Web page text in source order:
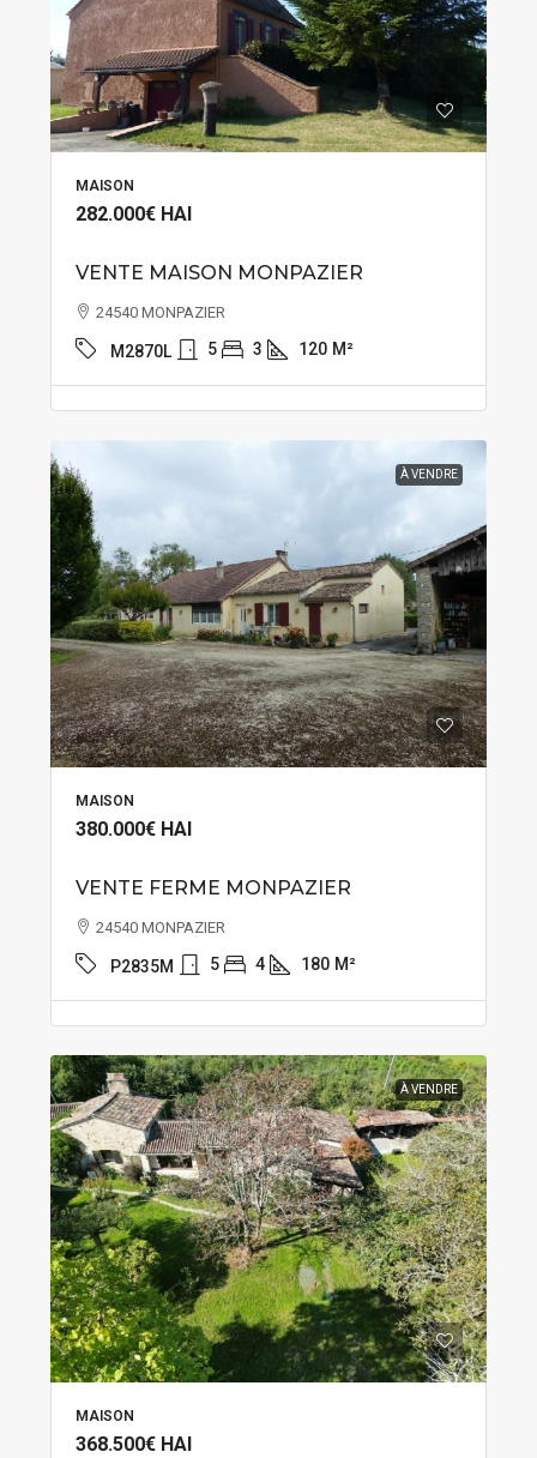
MAISON
282.000€ HAI
VENTE MAISON MONPAZIER
24540 MONPAZIER
M2870L 5 3 120 M²
À VENDRE
MAISON
380.000€ HAI
VENTE FERME MONPAZIER
24540 MONPAZIER
P2835M 5 4 180 M²
À VENDRE
MAISON
368.500€ HAI